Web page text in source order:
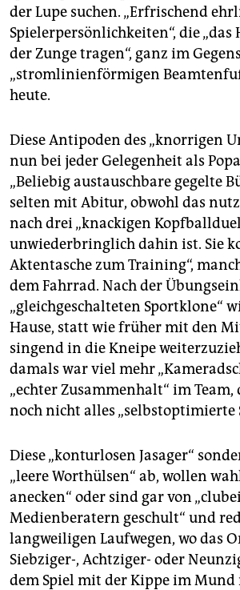
der Lupe suchen. „Erfrischend
Spielerpersönlichkeiten“, die „das
der Zunge tragen“, ganz im
„stromlinienförmigen
heute.
Diese Antipoden des „knorrigen
nun bei jeder Gelegenheit als
„Beliebig austauschbare gegelte
selten mit Abitur, obwohl das
nach drei „knackigen
unwiederbringlich dahin ist. Sie
Aktentasche zum Training“,
dem Fahrrad. Nach der
„gleichgeschalteten Sportklone“
Hause, statt wie früher mit den
singend in die Kneipe
damals war viel mehr
„echter Zusammenhalt“ im Team,
noch nicht alles „selbst­optimierte
Diese „konturlosen Jasager“
„leere Worthülsen“ ab, wollen
anecken“ oder sind gar von
Medienberatern geschult“ und
langweiligen Laufwegen, wo das
Siebziger-, Achtziger- oder
dem Spiel mit der Kippe im